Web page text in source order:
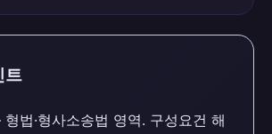
트
법·형사소송법 영역. 구성요건 해